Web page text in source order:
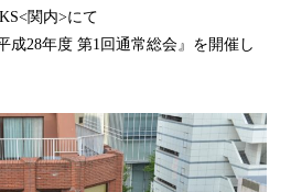
関内>にて
成28年度 第1回通常総会』を開催し